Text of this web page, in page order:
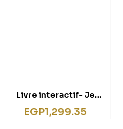
Livre interactif- Je
découvre les animaux
d’Afrique
EGP1,299.35